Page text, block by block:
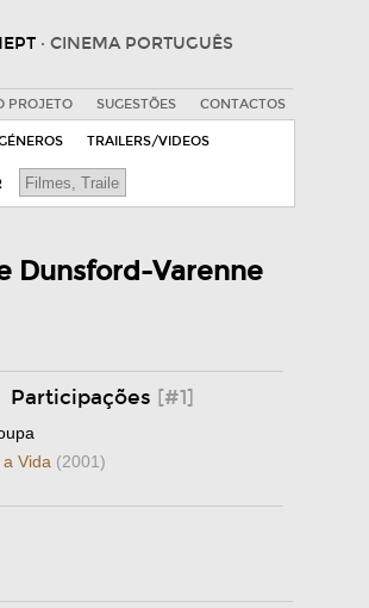
· CINEMA PORTUGUÊS
PROJETO SUGESTÕES CONTACTOS
TRAILERS/VIDEOS
Dunsford-Varenne
Participações [#1]
Vida (2001)